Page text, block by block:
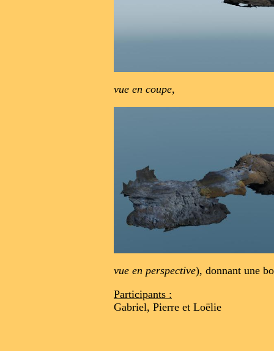
vue en coupe,
vue en perspective), donnant une
Participants :
Gabriel, Pierre et Loëlie